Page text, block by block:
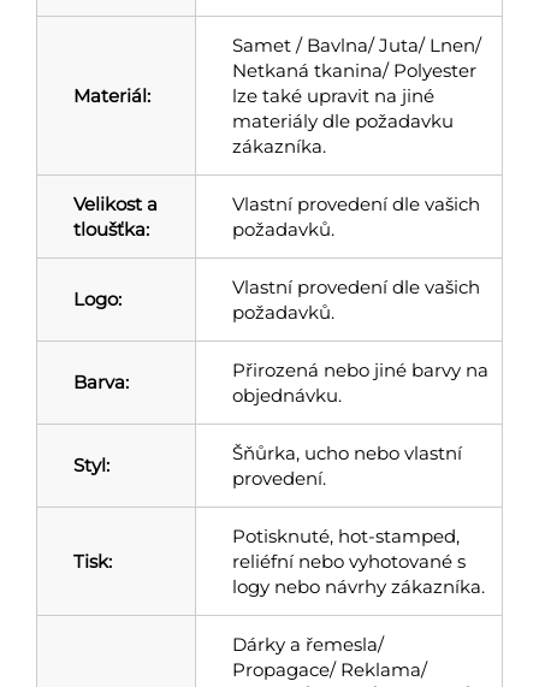
Materiál:
Samet / Bavlna/ Juta/ Lnen/
Netkaná tkanina/ Polyester
lze také upravit na jiné
materiály dle požadavku
zákazníka.
Velikost a
tloušťka:
Vlastní provedení dle vašich
požadavků.
Logo:
Vlastní provedení dle vašich
požadavků.
Barva:
Přirozená nebo jiné barvy na
objednávku.
Styl:
Šňůrka, ucho nebo vlastní
provedení.
Tisk:
Potisknuté, hot-stamped,
reliéfní nebo vyhotované s
logy nebo návrhy zákazníka.
Dárky a řemesla/
Propagace/ Reklama/